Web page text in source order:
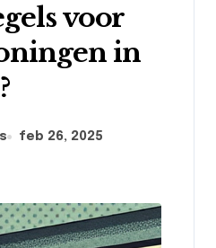
voor
in
feb 26, 2025